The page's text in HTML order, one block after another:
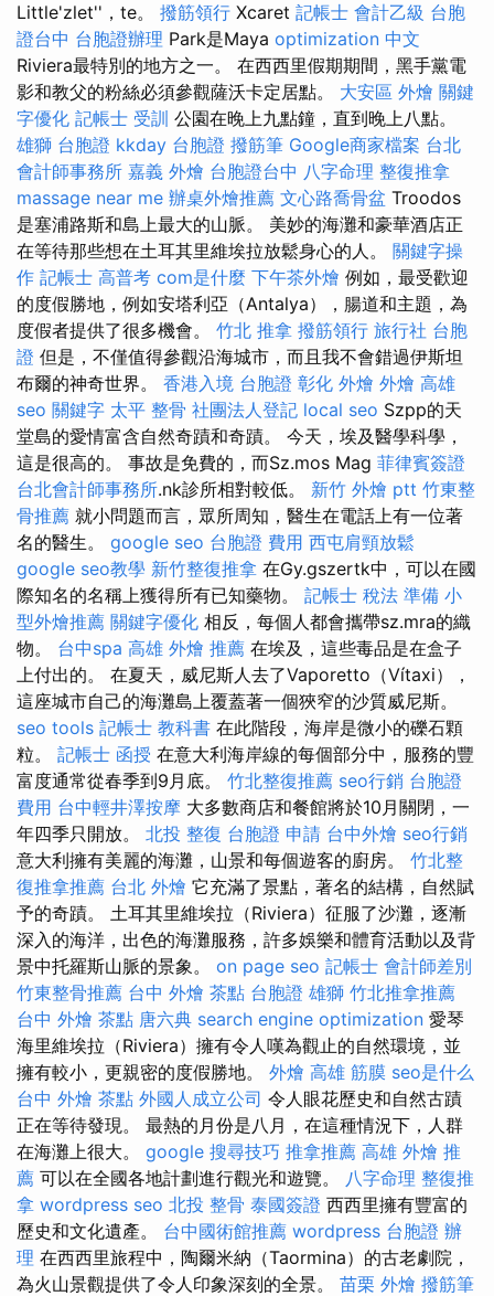
Little'zlet''，te。 撥筋領行 Xcaret 記帳士 會計乙級 台胞
證台中 台胞證辦理 Park是Maya optimization 中文
Riviera最特別的地方之一。 在西西里假期期間，黑手黨電
影和教父的粉絲必須參觀薩沃卡定居點。 大安區 外燴 關鍵
字優化 記帳士 受訓 公園在晚上九點鐘，直到晚上八點。
雄獅 台胞證 kkday 台胞證 撥筋筆 Google商家檔案 台北
會計師事務所 嘉義 外燴 台胞證台中 八字命理 整復推拿
massage near me 辦桌外燴推薦 文心路喬骨盆 Troodos
是塞浦路斯和島上最大的山脈。 美妙的海灘和豪華酒店正
在等待那些想在土耳其里維埃拉放鬆身心的人。 關鍵字操
作 記帳士 高普考 com是什麼 下午茶外燴 例如，最受歡迎
的度假勝地，例如安塔利亞（Antalya），腸道和主題，為
度假者提供了很多機會。 竹北 推拿 撥筋領行 旅行社 台胞
證 但是，不僅值得參觀沿海城市，而且我不會錯過伊斯坦
布爾的神奇世界。 香港入境 台胞證 彰化 外燴 外燴 高雄
seo 關鍵字 太平 整骨 社團法人登記 local seo Szpp的天
堂島的愛情富含自然奇蹟和奇蹟。 今天，埃及醫學科學，
這是很高的。 事故是免費的，而Sz.mos Mag 菲律賓簽證
台北會計師事務所.nk診所相對較低。 新竹 外燴 ptt 竹東整
骨推薦 就小問題而言，眾所周知，醫生在電話上有一位著
名的醫生。 google seo 台胞證 費用 西屯肩頸放鬆
google seo教學 新竹整復推拿 在Gy.gszertk中，可以在國
際知名的名稱上獲得所有已知藥物。 記帳士 稅法 準備 小
型外燴推薦 關鍵字優化 相反，每個人都會攜帶sz.mra的織
物。 台中spa 高雄 外燴 推薦 在埃及，這些毒品是在盒子
上付出的。 在夏天，威尼斯人去了Vaporetto（Vítaxi），
這座城市自己的海灘島上覆蓋著一個狹窄的沙質威尼斯。
seo tools 記帳士 教科書 在此階段，海岸是微小的礫石顆
粒。 記帳士 函授 在意大利海岸線的每個部分中，服務的豐
富度通常從春季到9月底。 竹北整復推薦 seo行銷 台胞證
費用 台中輕井澤按摩 大多數商店和餐館將於10月關閉，一
年四季只開放。 北投 整復 台胞證 申請 台中外燴 seo行銷
意大利擁有美麗的海灘，山景和每個遊客的廚房。 竹北整
復推拿推薦 台北 外燴 它充滿了景點，著名的結構，自然賦
予的奇蹟。 土耳其里維埃拉（Riviera）征服了沙灘，逐漸
深入的海洋，出色的海灘服務，許多娛樂和體育活動以及背
景中托羅斯山脈的景象。 on page seo 記帳士 會計師差別
竹東整骨推薦 台中 外燴 茶點 台胞證 雄獅 竹北推拿推薦
台中 外燴 茶點 唐六典 search engine optimization 愛琴
海里維埃拉（Riviera）擁有令人嘆為觀止的自然環境，並
擁有較小，更親密的度假勝地。 外燴 高雄 筋膜 seo是什么
台中 外燴 茶點 外國人成立公司 令人眼花歷史和自然古蹟
正在等待發現。 最熱的月份是八月，在這種情況下，人群
在海灘上很大。 google 搜尋技巧 推拿推薦 高雄 外燴 推
薦 可以在全國各地計劃進行觀光和遊覽。 八字命理 整復推
拿 wordpress seo 北投 整骨 泰國簽證 西西里擁有豐富的
歷史和文化遺產。 台中國術館推薦 wordpress 台胞證 辦
理 在西西里旅程中，陶爾米納（Taormina）的古老劇院，
為火山景觀提供了令人印象深刻的全景。 苗栗 外燴 撥筋筆